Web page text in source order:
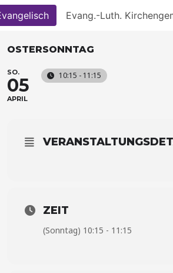
Evang.-Luth.
OSTERSONNTAG
SO.
05
APRIL
10:15 - 11:15
ZEIT
(Sonntag) 10:15 - 11:15